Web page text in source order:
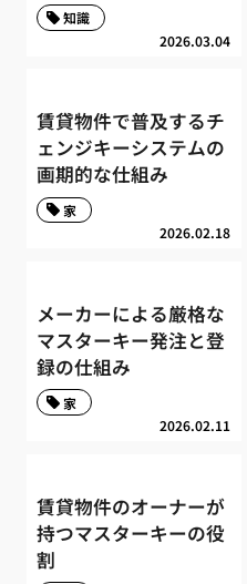
2026.03.04
知識
賃貸物件で普及するチ
ェンジキーシステムの
画期的な仕組み
2026.02.18
家
メーカーによる厳格な
マスターキー発注と登
録の仕組み
2026.02.11
家
賃貸物件のオーナーが
持つマスターキーの役
割